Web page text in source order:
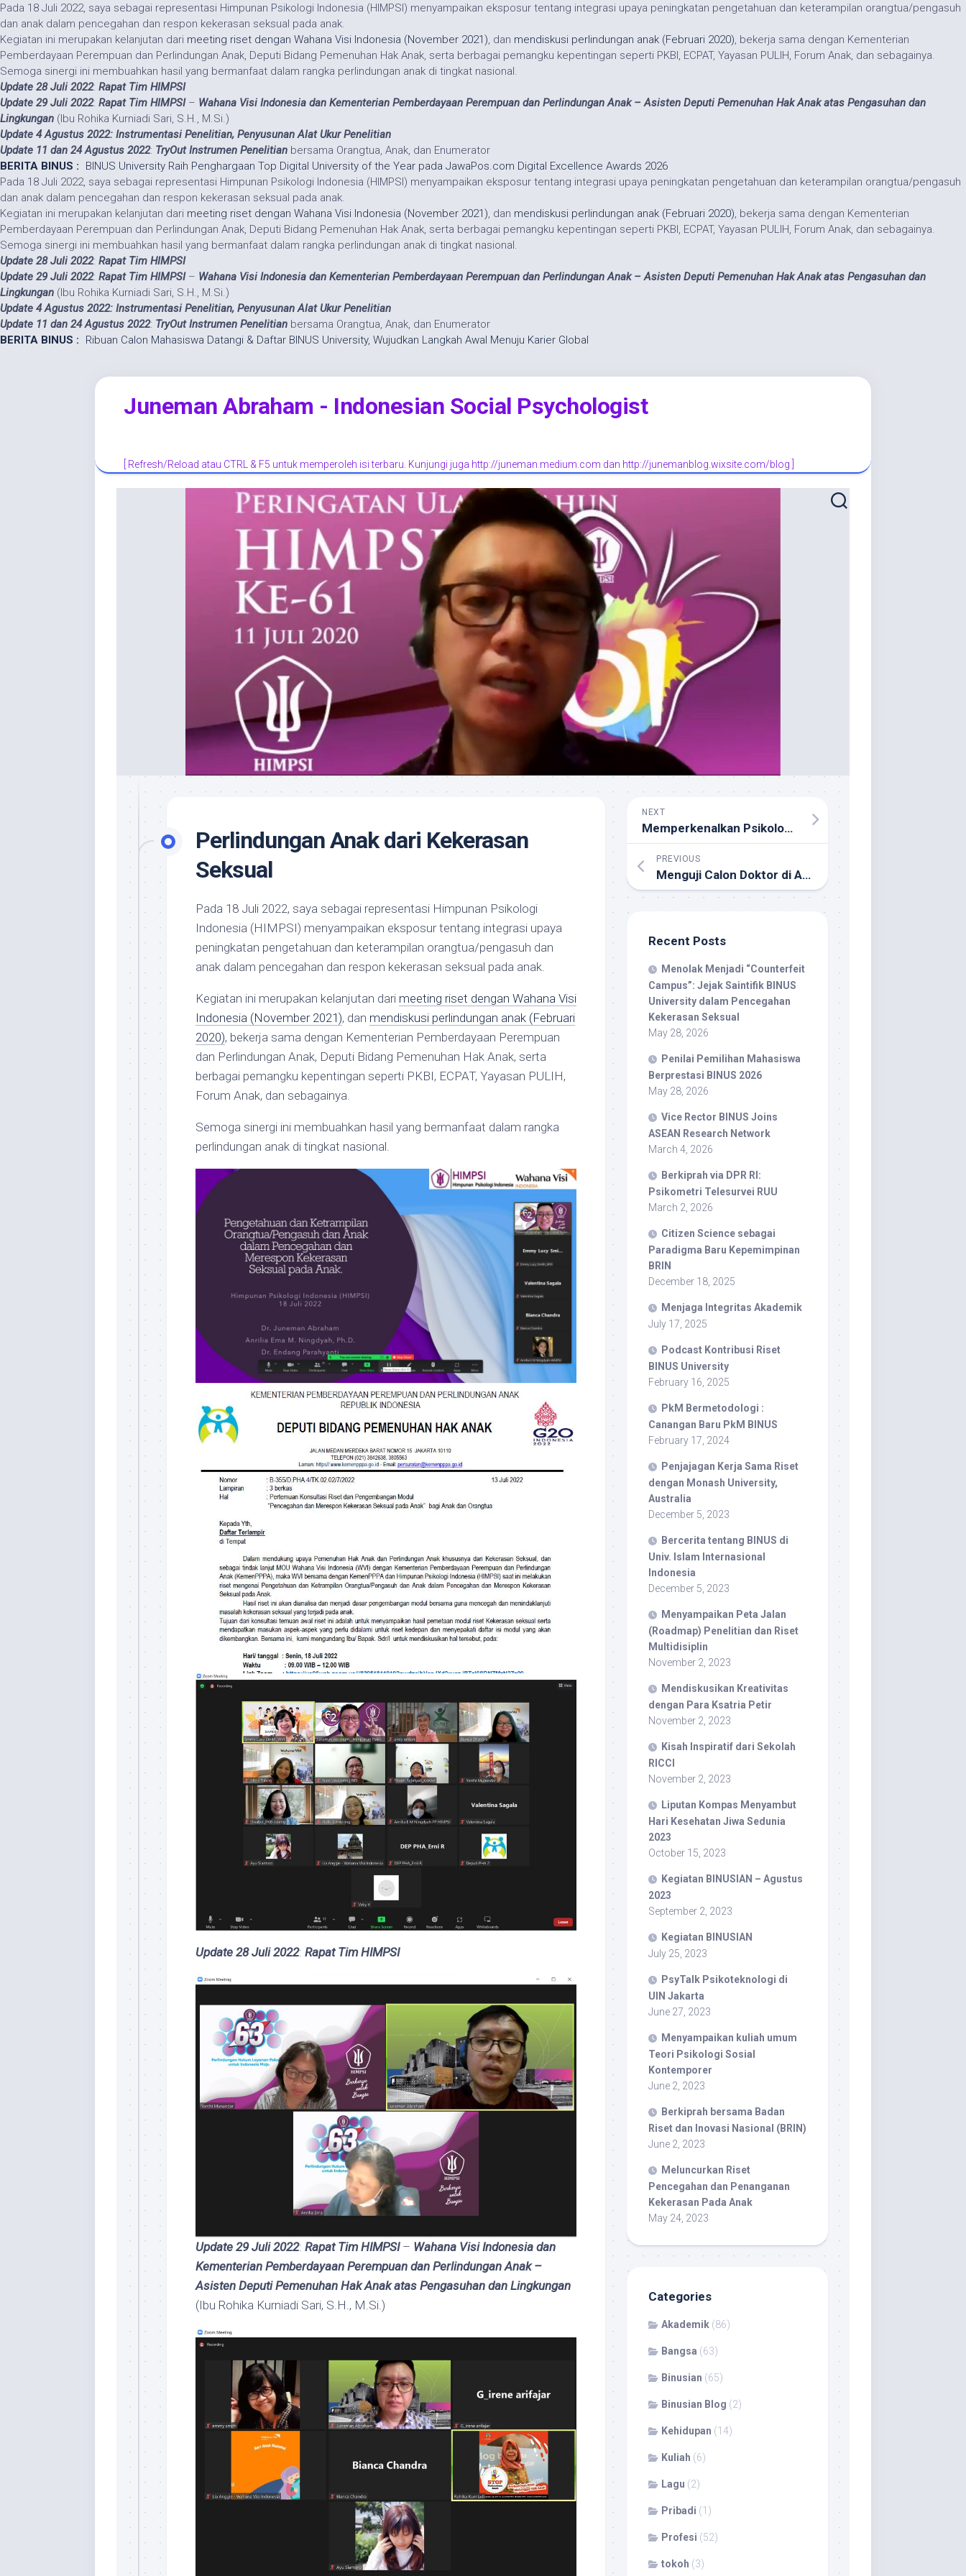
Pada 18 Juli 2022, saya sebagai representasi Himpunan Psikologi Indonesia (HIMPSI) menyampaikan eksposur tentang integrasi upaya peningkatan pengetahuan dan keterampilan orangtua/pengasuh
dan anak dalam pencegahan dan respon kekerasan seksual pada anak.
Kegiatan ini merupakan kelanjutan dari meeting riset dengan Wahana Visi Indonesia (November 2021), dan mendiskusi perlindungan anak (Februari 2020), bekerja sama dengan Kementerian
Pemberdayaan Perempuan dan Perlindungan Anak, Deputi Bidang Pemenuhan Hak Anak, serta berbagai pemangku kepentingan seperti PKBI, ECPAT, Yayasan PULIH, Forum Anak, dan sebagainya.
Semoga sinergi ini membuahkan hasil yang bermanfaat dalam rangka perlindungan anak di tingkat nasional.
Update 28 Juli 2022: Rapat Tim HIMPSI
Update 29 Juli 2022: Rapat Tim HIMPSI – Wahana Visi Indonesia dan Kementerian Pemberdayaan Perempuan dan Perlindungan Anak – Asisten Deputi Pemenuhan Hak Anak atas Pengasuhan dan
Lingkungan (Ibu Rohika Kurniadi Sari, S.H., M.Si.)
Update 4 Agustus 2022: Instrumentasi Penelitian, Penyusunan Alat Ukur Penelitian
Update 11 dan 24 Agustus 2022: TryOut Instrumen Penelitian bersama Orangtua, Anak, dan Enumerator
BERITA BINUS :
BINUS University Raih Penghargaan Top Digital University of the Year pada JawaPos.com Digital Excellence Awards 2026
Pada 18 Juli 2022, saya sebagai representasi Himpunan Psikologi Indonesia (HIMPSI) menyampaikan eksposur tentang integrasi upaya peningkatan pengetahuan dan keterampilan orangtua/pengasuh
dan anak dalam pencegahan dan respon kekerasan seksual pada anak.
Kegiatan ini merupakan kelanjutan dari meeting riset dengan Wahana Visi Indonesia (November 2021), dan mendiskusi perlindungan anak (Februari 2020), bekerja sama dengan Kementerian
Pemberdayaan Perempuan dan Perlindungan Anak, Deputi Bidang Pemenuhan Hak Anak, serta berbagai pemangku kepentingan seperti PKBI, ECPAT, Yayasan PULIH, Forum Anak, dan sebagainya.
Semoga sinergi ini membuahkan hasil yang bermanfaat dalam rangka perlindungan anak di tingkat nasional.
Update 28 Juli 2022: Rapat Tim HIMPSI
Update 29 Juli 2022: Rapat Tim HIMPSI – Wahana Visi Indonesia dan Kementerian Pemberdayaan Perempuan dan Perlindungan Anak – Asisten Deputi Pemenuhan Hak Anak atas Pengasuhan dan
Lingkungan (Ibu Rohika Kurniadi Sari, S.H., M.Si.)
Update 4 Agustus 2022: Instrumentasi Penelitian, Penyusunan Alat Ukur Penelitian
Update 11 dan 24 Agustus 2022: TryOut Instrumen Penelitian bersama Orangtua, Anak, dan Enumerator
BERITA BINUS :
Ribuan Calon Mahasiswa Datangi & Daftar BINUS University, Wujudkan Langkah Awal Menuju Karier Global
Juneman Abraham - Indonesian Social Psychologist
[ Refresh/Reload atau CTRL & F5 untuk memperoleh isi terbaru. Kunjungi juga http://juneman.medium.com dan http://junemanblog.wixsite.com/blog ]
Perlindungan Anak dari Kekerasan
Seksual
Pada 18 Juli 2022, saya sebagai representasi Himpunan Psikologi
Indonesia (HIMPSI) menyampaikan eksposur tentang integrasi upaya
peningkatan pengetahuan dan keterampilan orangtua/pengasuh dan
anak dalam pencegahan dan respon kekerasan seksual pada anak.
Kegiatan ini merupakan kelanjutan dari meeting riset dengan Wahana Visi
Indonesia (November 2021), dan mendiskusi perlindungan anak (Februari
2020), bekerja sama dengan Kementerian Pemberdayaan Perempuan
dan Perlindungan Anak, Deputi Bidang Pemenuhan Hak Anak, serta
berbagai pemangku kepentingan seperti PKBI, ECPAT, Yayasan PULIH,
Forum Anak, dan sebagainya.
Semoga sinergi ini membuahkan hasil yang bermanfaat dalam rangka
perlindungan anak di tingkat nasional.
Update 28 Juli 2022: Rapat Tim HIMPSI
Update 29 Juli 2022: Rapat Tim HIMPSI – Wahana Visi Indonesia dan
Kementerian Pemberdayaan Perempuan dan Perlindungan Anak –
Asisten Deputi Pemenuhan Hak Anak atas Pengasuhan dan Lingkungan
(Ibu Rohika Kurniadi Sari, S.H., M.Si.)
NEXT
Memperkenalkan Psikologi Kebijakan Publik
PREVIOUS
Menguji Calon Doktor di Atma Jaya
Recent Posts
Menolak Menjadi “Counterfeit
Campus”: Jejak Saintifik BINUS
University dalam Pencegahan
Kekerasan Seksual
May 28, 2026
Penilai Pemilihan Mahasiswa
Berprestasi BINUS 2026
May 28, 2026
Vice Rector BINUS Joins
ASEAN Research Network
March 4, 2026
Berkiprah via DPR RI:
Psikometri Telesurvei RUU
March 2, 2026
Citizen Science sebagai
Paradigma Baru Kepemimpinan
BRIN
December 18, 2025
Menjaga Integritas Akademik
July 17, 2025
Podcast Kontribusi Riset
BINUS University
February 16, 2025
PkM Bermetodologi :
Canangan Baru PkM BINUS
February 17, 2024
Penjajagan Kerja Sama Riset
dengan Monash University,
Australia
December 5, 2023
Bercerita tentang BINUS di
Univ. Islam Internasional
Indonesia
December 5, 2023
Menyampaikan Peta Jalan
(Roadmap) Penelitian dan Riset
Multidisiplin
November 2, 2023
Mendiskusikan Kreativitas
dengan Para Ksatria Petir
November 2, 2023
Kisah Inspiratif dari Sekolah
RICCI
November 2, 2023
Liputan Kompas Menyambut
Hari Kesehatan Jiwa Sedunia
2023
October 15, 2023
Kegiatan BINUSIAN – Agustus
2023
September 2, 2023
Kegiatan BINUSIAN
July 25, 2023
PsyTalk Psikoteknologi di
UIN Jakarta
June 27, 2023
Menyampaikan kuliah umum
Teori Psikologi Sosial
Kontemporer
June 2, 2023
Berkiprah bersama Badan
Riset dan Inovasi Nasional (BRIN)
June 2, 2023
Meluncurkan Riset
Pencegahan dan Penanganan
Kekerasan Pada Anak
May 24, 2023
Categories
Akademik (86)
Bangsa (63)
Binusian (65)
Binusian Blog (2)
Kehidupan (14)
Kuliah (6)
Lagu (2)
Pribadi (1)
Profesi (52)
tokoh (3)